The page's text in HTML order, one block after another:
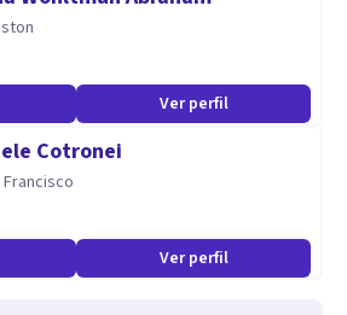
Ver perfil
Cotronei
Francisco
Ver perfil